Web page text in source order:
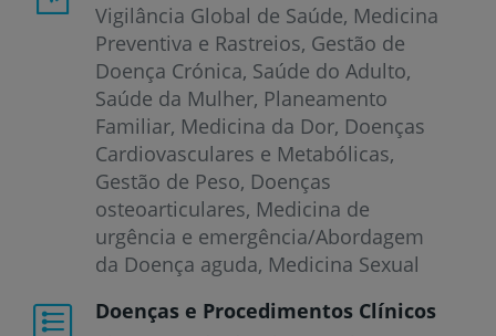
Vigilância Global de Saúde, Medicina
Preventiva e Rastreios, Gestão de
Doença Crónica, Saúde do Adulto,
Saúde da Mulher, Planeamento
Familiar, Medicina da Dor, Doenças
Cardiovasculares e Metabólicas,
Gestão de Peso, Doenças
osteoarticulares, Medicina de
urgência e emergência/Abordagem
da Doença aguda, Medicina Sexual
Doenças e Procedimentos Clínicos